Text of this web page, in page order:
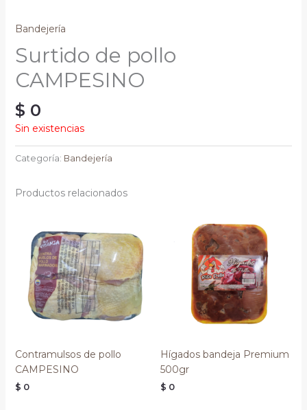
Bandejería
Surtido de pollo
CAMPESINO
$ 0
Sin existencias
Categoría: Bandejería
Productos relacionados
Contramulsos de pollo
CAMPESINO
$ 0
Hígados bandeja Premium
500gr
$ 0